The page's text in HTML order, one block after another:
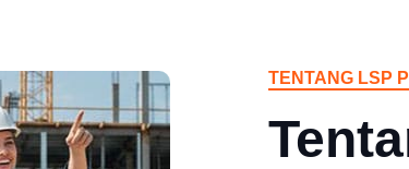
TENTANG LSP